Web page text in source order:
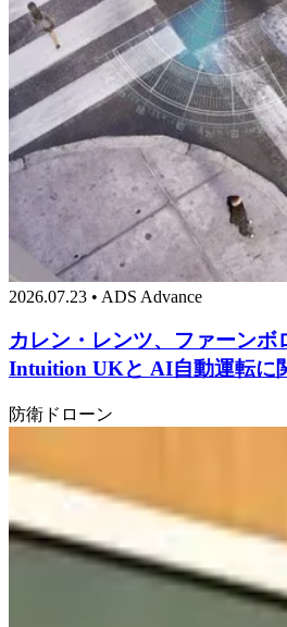
2026.07.23 • ADS Advance
カレン・レンツ、ファーンボ
Intuition UKと AI自動運転に
防衛 ドローン